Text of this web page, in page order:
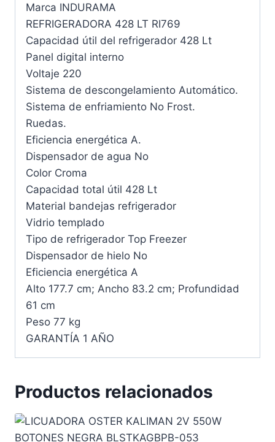
Marca INDURAMA
REFRIGERADORA 428 LT RI769
Capacidad útil del refrigerador 428 Lt
Panel digital interno
Voltaje 220
Sistema de descongelamiento Automático.
Sistema de enfriamiento No Frost.
Ruedas.
Eficiencia energética A.
Dispensador de agua No
Color Croma
Capacidad total útil 428 Lt
Material bandejas refrigerador
Vidrio templado
Tipo de refrigerador Top Freezer
Dispensador de hielo No
Eficiencia energética A
Alto 177.7 cm; Ancho 83.2 cm; Profundidad
61 cm
Peso 77 kg
GARANTÍA 1 AÑO
Productos relacionados